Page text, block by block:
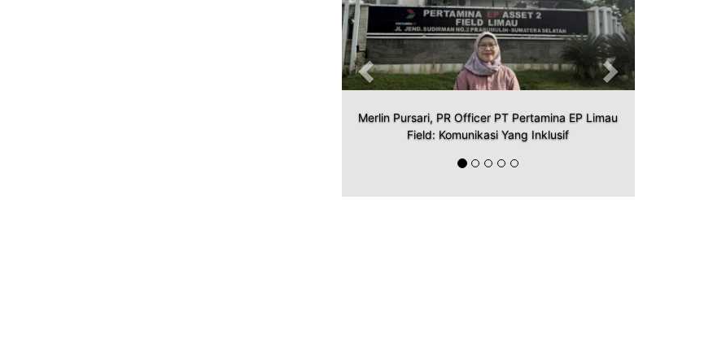
Merlin Pursari, PR Officer PT Pertamina EP Limau
Field: Komunikasi Yang Inklusif